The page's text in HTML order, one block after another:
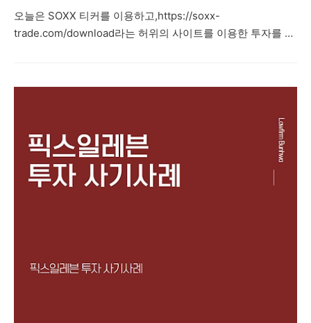
오늘은 SOXX 티커를 이용하고,https://soxx-
trade.com/download라는 허위의 사이트를 이용한 투자를 권
을 수 있다며 피해자들에게 접근한 뒤 피해자들을 속여 투자자
명드리려고 합니다.제347조(사기) ①사람을 기망하여 재물
의 교부를 받거나 재산상의 이익을 취득한 자는 10년 이하의
징역 또는 2천만원 이하의 벌금에 처한다. 형법 제347조에서
는 사기죄를 규정하고 있습니다. 주식리딩방 투자사기의 경우,
주식 선물 거래 사기, 비상장 주식 사기, 공모주 사기, 코인사기